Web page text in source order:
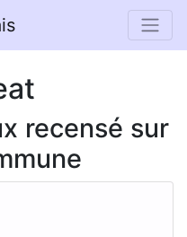
recensé sur